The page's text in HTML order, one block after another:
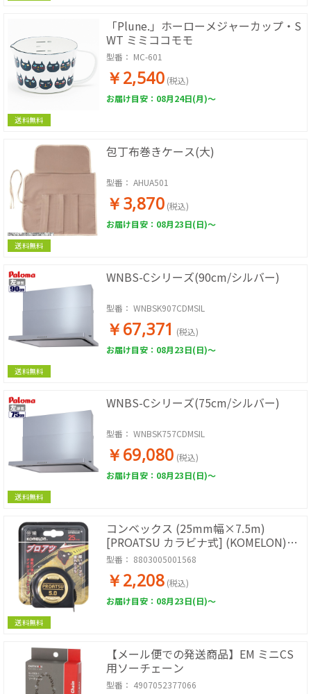
送料無料
「Plune.」ホーローメジャーカップ・S
WT ミミココモモ
型番： MC-601
￥2,540 (税込)
お届け目安：08月24日(月)～
送料無料
包丁布巻きケース(大)
型番： AHUA501
￥3,870 (税込)
お届け目安：08月23日(日)～
送料無料
WNBS-Cシリーズ(90cm/シルバー)
型番： WNBSK907CDMSIL
￥67,371 (税込)
お届け目安：08月23日(日)～
送料無料
WNBS-Cシリーズ(75cm/シルバー)
型番： WNBSK757CDMSIL
￥69,080 (税込)
お届け目安：08月23日(日)～
送料無料
コンベックス (25mm幅×7.5m)
[PROATSU カラビナ式] (KOMELON)
[厚手テープ・強力マグ爪・ラバーケー
型番： 8803005001568
￥2,208 (税込)
お届け目安：08月23日(日)～
【メール便での発送商品】EM ミニCS
用ソーチェーン
型番： 4907052377066